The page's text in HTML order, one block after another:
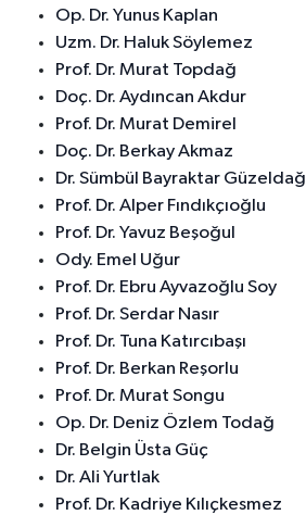
Op. Dr. Yunus Kaplan
Uzm. Dr. Haluk Söylemez
Prof. Dr. Murat Topdağ
Doç. Dr. Aydıncan Akdur
Prof. Dr. Murat Demirel
Doç. Dr. Berkay Akmaz
Dr. Sümbül Bayraktar Güzeldağ
Prof. Dr. Alper Fındıkçıoğlu
Prof. Dr. Yavuz Beşoğul
Ody. Emel Uğur
Prof. Dr. Ebru Ayvazoğlu Soy
Prof. Dr. Serdar Nasır
Prof. Dr. Tuna Katırcıbaşı
Prof. Dr. Berkan Reşorlu
Prof. Dr. Murat Songu
Op. Dr. Deniz Özlem Todağ
Dr. Belgin Üsta Güç
Dr. Ali Yurtlak
Prof. Dr. Kadriye Kılıçkesmez